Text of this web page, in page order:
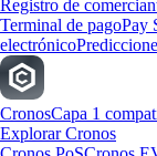
Registro de
Terminal de pagoPay
electrónico
CronosCapa 1
Explorar Cronos